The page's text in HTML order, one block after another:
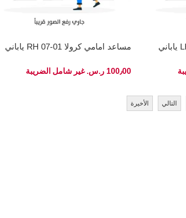
مساعد امامي كرولا 01-07 RH ياباني
100٫00 ر.س.‏ غير شامل الضريبة
التالي الأخيرة